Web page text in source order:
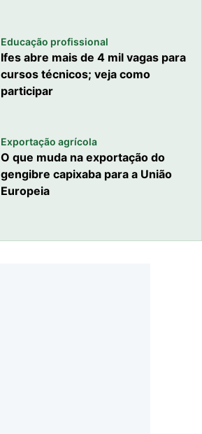
Educação profissional
Ifes abre mais de 4 mil vagas para
cursos técnicos; veja como
participar
Exportação agrícola
O que muda na exportação do
gengibre capixaba para a União
Europeia